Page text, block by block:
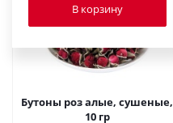
В корзину
Бутоны роз алые, сушеные,
10 гр